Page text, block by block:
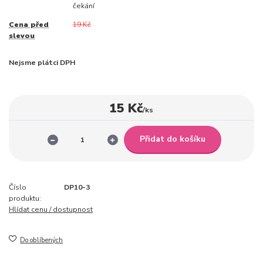
čekání
Cena před
slevou
19 Kč
Nejsme plátci DPH
15 Kč/ks
Přidat do košíku
Číslo
produktu:
DP10-3
Hlídat cenu / dostupnost
Do oblíbených